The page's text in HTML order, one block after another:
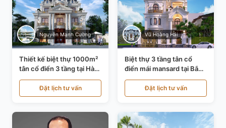
Nguyễn Mạnh Cường
Thiết kế biệt thự 1000m²
tân cổ điển 3 tầng tại Hà
Nội KT21010
Đặt lịch tư vấn
Vũ Hoàng Hải
Biệt thự 3 tầng tân cổ
điển mái mansard tại Bắc
Ninh KT21198
Đặt lịch tư vấn